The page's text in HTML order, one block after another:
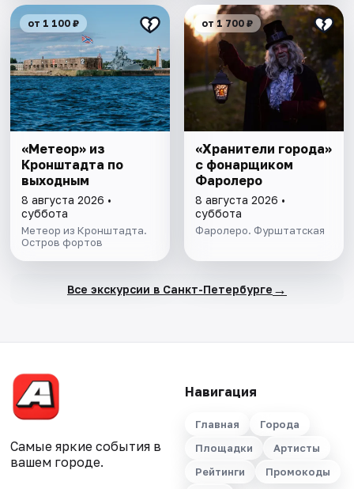
от 1 100 ₽
«Метеор» из
Кронштадта по
выходным
8 августа 2026 •
суббота
Метеор из Кронштадта.
Остров фортов
от 1 700 ₽
«Хранители города»
с фонарщиком
Фаролеро
8 августа 2026 •
суббота
Фаролеро. Фурштатская
Все экскурсии в Санкт-Петербурге →
Самые яркие события в
вашем городе.
Навигация
Главная
Города
Площадки
Артисты
Рейтинги
Промокоды